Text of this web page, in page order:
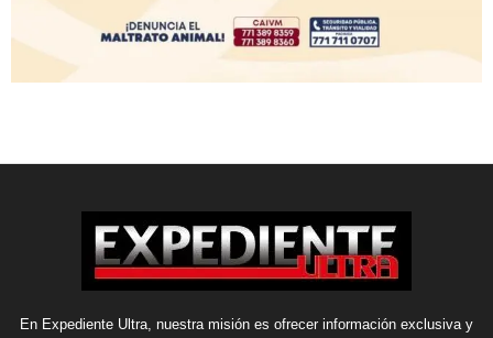
En Expediente Ultra, nuestra misión es ofrecer información exclusiva y